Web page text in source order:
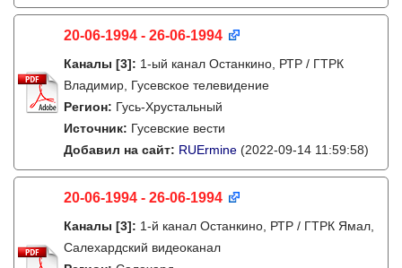
20-06-1994 - 26-06-1994
Каналы [3]: 1-ый канал Останкино, РТР / ГТРК
Владимир, Гусевское телевидение
Регион: Гусь-Хрустальный
Источник: Гусевские вести
Добавил на сайт: RUErmine (2022-09-14 11:59:58)
20-06-1994 - 26-06-1994
Каналы [3]: 1-й канал Останкино, РТР / ГТРК Ямал,
Салехардский видеоканал